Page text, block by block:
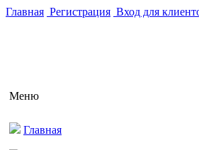
Главная Регистрация Вход для
Меню
Главная